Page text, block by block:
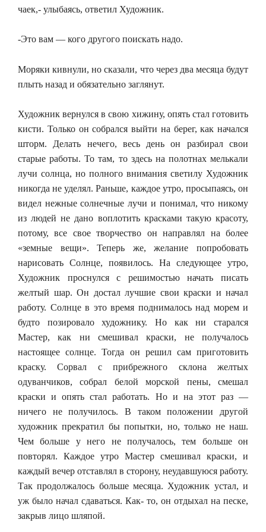
чаек,- улыбаясь, ответил Художник.
-Это вам — кого другого поискать надо.
Моряки кивнули, но сказали, что через два месяца будут
плыть назад и обязательно заглянут.
Художник вернулся в свою хижину, опять стал готовить
кисти. Только он собрался выйти на берег, как начался
шторм. Делать нечего, весь день он разбирал свои
старые работы. То там, то здесь на полотнах мелькали
лучи солнца, но полного внимания светилу Художник
никогда не уделял. Раньше, каждое утро, просыпаясь, он
видел нежные солнечные лучи и понимал, что никому
из людей не дано воплотить красками такую красоту,
потому, все свое творчество он направлял на более
«земные вещи». Теперь же, желание попробовать
нарисовать Солнце, появилось. На следующее утро,
Художник проснулся с решимостью начать писать
желтый шар. Он достал лучшие свои краски и начал
работу. Солнце в это время поднималось над морем и
будто позировало художнику. Но как ни старался
Мастер, как ни смешивал краски, не получалось
настоящее солнце. Тогда он решил сам приготовить
краску. Сорвал с прибрежного склона желтых
одуванчиков, собрал белой морской пены, смешал
краски и опять стал работать. Но и на этот раз —
ничего не получилось. В таком положении другой
художник прекратил бы попытки, но, только не наш.
Чем больше у него не получалось, тем больше он
повторял. Каждое утро Мастер смешивал краски, и
каждый вечер отставлял в сторону, неудавшуюся работу.
Так продолжалось больше месяца. Художник устал, и
уж было начал сдаваться. Как- то, он отдыхал на песке,
закрыв лицо шляпой.